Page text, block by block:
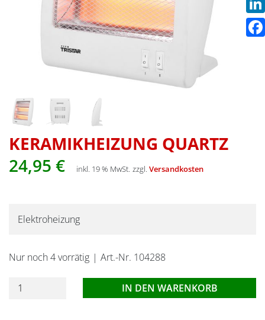
KERAMIKHEIZUNG QUARTZ
24,95 € inkl. 19 % MwSt. zzgl. Versandkosten
Elektroheizung
Nur noch 4 vorrätig Art.-Nr. 104288
Keramikheizung
IN DEN WARENKORB